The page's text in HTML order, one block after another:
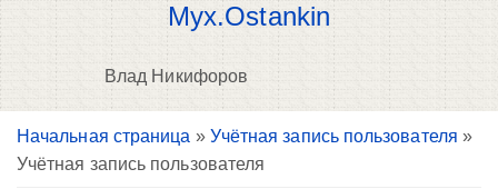
Myx.Ostankin
Влад Никифоров
Вы здесь
Начальная страница » Учётная запись пользователя »
Учётная запись пользователя